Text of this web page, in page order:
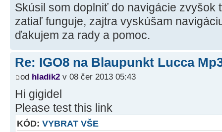
Skúsil som doplniť do navigácie zvyšok
zatiaľ funguje, zajtra vyskúšam
ďakujem za rady a pomoc.
Re: IGO8 na Blaupunkt Lucca
od hladik2 v 08 čer 2013 05:43
Hi gigidel
Please test this link
KÓD: VYBRAT VŠE